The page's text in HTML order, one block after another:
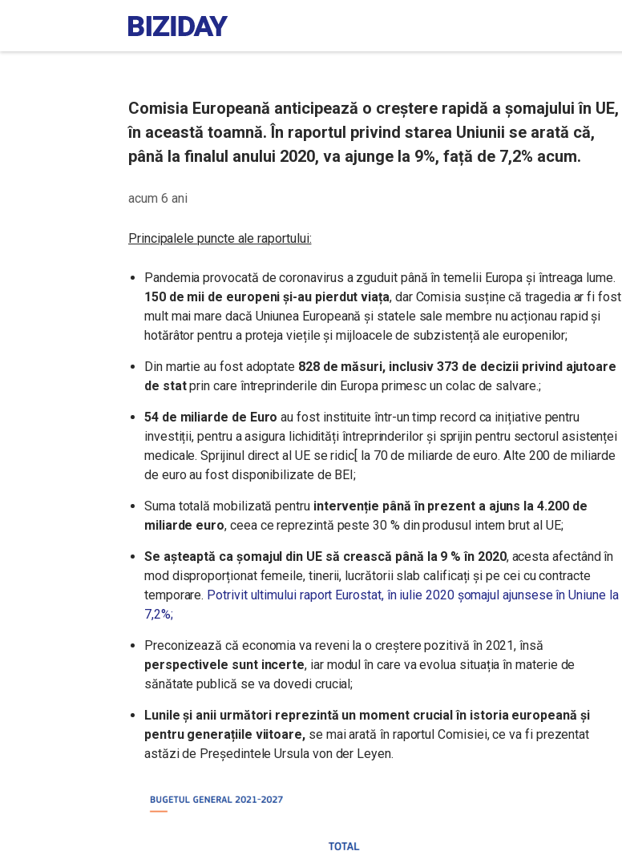
Comisia Europeană anticipează o creștere rapidă a șomajului în UE,
în această toamnă. În raportul privind starea Uniunii se arată că,
până la finalul anului 2020, va ajunge la 9%, față de 7,2% acum.
acum 6 ani
Principalele puncte ale raportului:
Pandemia provocată de coronavirus a zguduit până în temelii Europa și întreaga lume.
150 de mii de europeni și-au pierdut viața, dar Comisia susține că tragedia ar fi fost
mult mai mare dacă Uniunea Europeană și statele sale membre nu acționau rapid și
hotărâtor pentru a proteja viețile și mijloacele de subzistență ale europenilor;
Din martie au fost adoptate 828 de măsuri, inclusiv 373 de decizii privind ajutoare
de statprin care întreprinderile din Europa primesc un colac de salvare.;
54 de miliarde de Euro au fost instituite într-un timp record ca inițiative pentru
investiții, pentru a asigura lichidități întreprinderilor și sprijin pentru sectorul asistenței
medicale. Sprijinul direct al UE se ridic[ la 70 de miliarde de euro. Alte 200 de miliarde
de euro au fost disponibilizate de BEI;
Suma totală mobilizată pentru intervenție până în prezent a ajuns la 4.200 de
miliarde euro, ceea ce reprezintă peste 30 % din produsul intern brut al UE;
Se așteaptă ca șomajul din UE să crească până la 9 % în 2020, acesta afectând în
mod disproporționat femeile, tinerii, lucrătorii slab calificați și pe cei cu contracte
temporare. Potrivit ultimului raport Eurostat, în iulie 2020 șomajul ajunsese în Uniune la
7,2%;
Preconizează că economia va reveni la o creștere pozitivă în 2021, însă
perspectivele sunt incerte, iar modul în care va evolua situația în materie de
sănătate publică se va dovedi crucial;
Lunile și anii următori reprezintă un moment crucial în istoria europeană și
pentru generațiile viitoare, se mai arată în raportul Comisiei, ce va fi prezentat
astăzi de Președintele Ursula von der Leyen.